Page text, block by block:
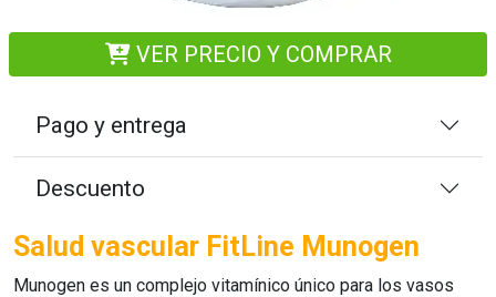
VER PRECIO Y COMPRAR
Pago y entrega
Descuento
Salud vascular FitLine Munogen
Munogen es un complejo vitamínico único para los vasos